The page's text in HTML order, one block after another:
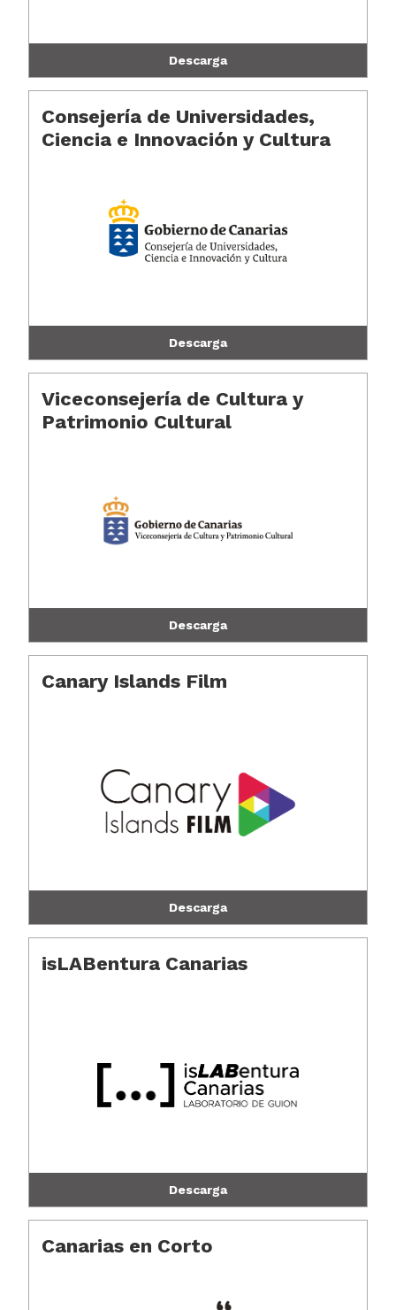
Descarga
Consejería de Universidades,
Ciencia e Innovación y Cultura
Descarga
Viceconsejería de Cultura y
Patrimonio Cultural
Descarga
Canary Islands Film
Descarga
isLABentura Canarias
Descarga
Canarias en Corto